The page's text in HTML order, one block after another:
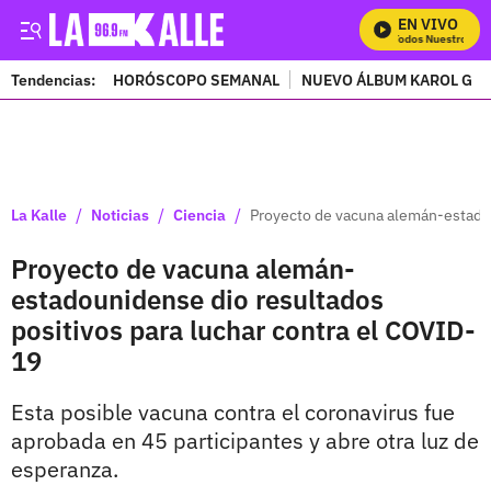
EN VIVO
Mira Todos Nuestros
Tendencias: HORÓSCOPO SEMANAL NUEVO ÁLBUM KAROL G
La Kalle / Noticias / Ciencia / Proyecto de vacuna alemán-
Proyecto de vacuna alemán-
estadounidense dio resultados
positivos para luchar contra el COVID-
19
Esta posible vacuna contra el coronavirus fue
aprobada en 45 participantes y abre otra luz de
esperanza.